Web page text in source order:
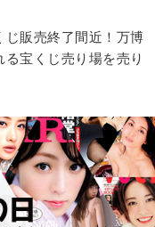
販売終了間近！万博
宝くじ売り場を売り